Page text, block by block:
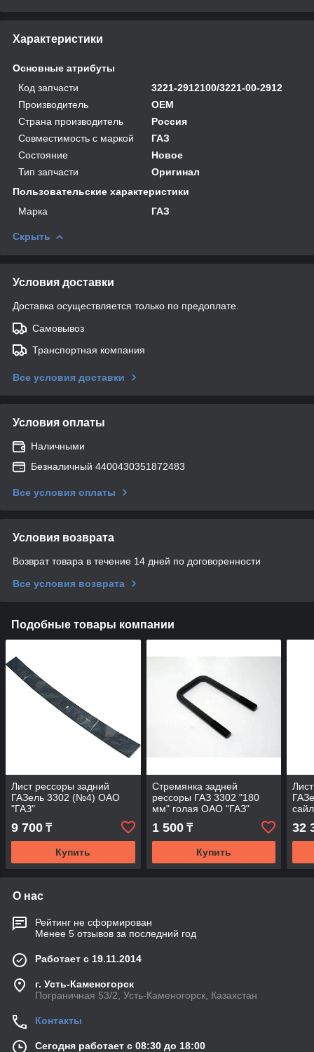
Характеристики
Основные атрибуты
Код запчасти
3221-2912100/3221-00-2912
Производитель
OEM
Страна производитель
Россия
Совместимость с маркой
ГАЗ
Состояние
Новое
Тип запчасти
Оригинал
Пользовательские характеристики
Марка
ГАЗ
Скрыть
Условия доставки
Доставка осуществляется только по предоплате.
Самовывоз
Транспортная компания
Все условия доставки
Условия оплаты
Наличными
Безналичный 4400430351872483
Все условия оплаты
Условия возврата
Возврат товара в течение 14 дней по договоренности
Все условия возврата
Подобные товары компании
Лист рессоры задний
ГАЗель 3302 (№4) ОАО
"ГАЗ"
9 700 ₸
Купить
Стремянка задней
рессоры ГАЗ 3302 "180
мм" голая ОАО "ГАЗ"
1 500₸
Купить
32
О нас
Рейтинг не сформирован
Менее 5 отзывов за последний год
Работает с 19.11.2014
г. Усть-Каменогорск
Пограничная 53/2, Усть-Каменогорск, Казахстан
Контакты
Сегодня работает с 08:30 до 18:00